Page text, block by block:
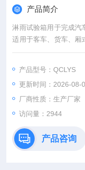
产品简介
淋雨试验箱用于完成汽
适用于客车、货车、厢
程装备车辆、装甲车辆
产品型号：QCLYS
更新时间：2026-08-
厂商性质：生产厂家
访问量：2944
产品咨询